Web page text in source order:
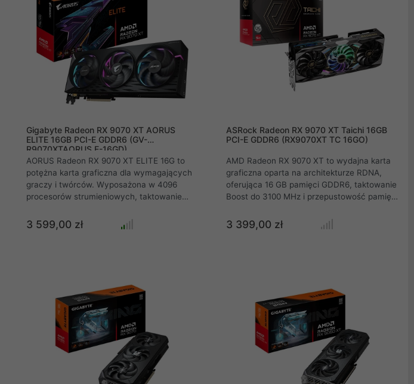
Gigabyte Radeon RX 9070 XT AORUS
ELITE 16GB PCI-E GDDR6 (GV-
R9070XTAORUS E-16GD)
AORUS Radeon RX 9070 XT ELITE 16G to
potężna karta graficzna dla wymagających
graczy i twórców. Wyposażona w 4096
procesorów strumieniowych, taktowanie
zapewnia wydajność na najwyższym
poziomie. Dzięki PCI-E 5.0, obsłudze DirectX
3 599,00 zł
ASRock Radeon RX 9070 XT Taichi 16GB
PCI-E GDDR6 (RX9070XT TC 16GO)
AMD Radeon RX 9070 XT to wydajna karta
graficzna oparta na architekturze RDNA,
oferująca 16 GB pamięci GDDR6, taktowanie
Boost do 3100 MHz i przepustowość pamięci
Ultimate i rozdzielczość do 8K. Wyposażona
w HDMI 2.1b i trzy DisplayPort 2.1a, wymaga
3 399,00 zł